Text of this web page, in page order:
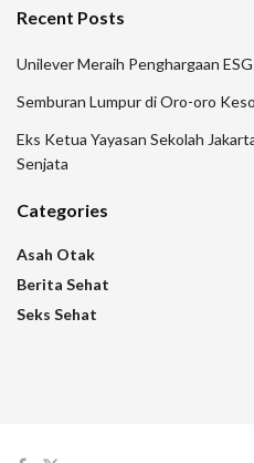
Recent Posts
Unilever Meraih Penghargaan
Semburan Lumpur di Oro-oro
Eks Ketua Yayasan Sekolah
Senjata
Categories
Asah Otak
Berita Sehat
Seks Sehat